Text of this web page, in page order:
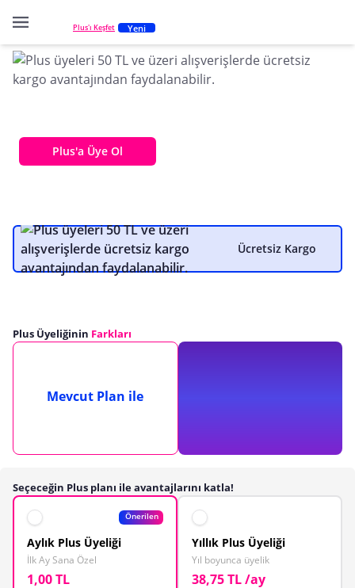
Plus'ı Keşfet Yeni
Plus'a Üye Ol
Ücretsiz Kargo
Plus Üyeliğinin Farkları
Mevcut Plan ile
Seçeceğin Plus planı ile avantajlarını katla!
Önerilen
Aylık Plus Üyeliği
İlk Ay Sana Özel
1,00 TL
Yıllık Plus Üyeliği
Yıl boyunca üyelik
38,75 TL /ay